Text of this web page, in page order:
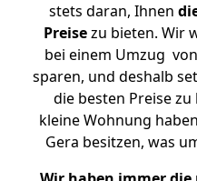
stets daran, Ihnen
Preisezu bieten. Wir
bei einem Umzug
sparen, und deshalb
die besten Preise
kleine Wohnung
Gera besitzen, was